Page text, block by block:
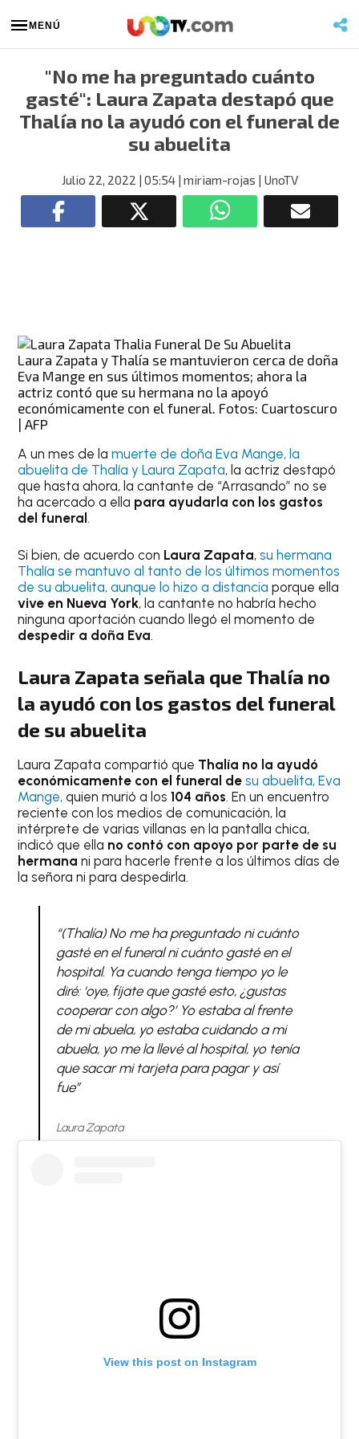
MENÚ
"No me ha preguntado cuánto
gasté": Laura Zapata destapó que
Thalía no la ayudó con el funeral de
su abuelita
Julio 22, 2022 | 05:54| miriam-rojas | UnoTV
Laura Zapata y Thalía se mantuvieron cerca de doña
Eva Mange en sus últimos momentos; ahora la
actriz contó que su hermana no la apoyó
económicamente con el funeral. Fotos: Cuartoscuro
| AFP
A un mes de lamuerte de doña Eva Mange, la
abuelita de Thalía y Laura Zapata, la actriz destapó
que hasta ahora, la cantante de “Arrasando” no se
ha acercado a ella para ayudarla con los gastos
del funeral.
Si bien, de acuerdo con Laura Zapata,su hermana
Thalía se mantuvo al tanto de los últimos momentos
de su abuelita, aunque lo hizo a distancia porque ella
vive en Nueva York, la cantante no habría hecho
ninguna aportación cuando llegó el momento de
despedir a doña Eva.
Laura Zapata señala que Thalía no
la ayudó con los gastos del funeral
de su abuelita
Laura Zapata compartió que Thalía no la ayudó
económicamente con el funeral desu abuelita, Eva
Mange, quien murió a los 104 años. En un encuentro
reciente con los medios de comunicación, la
intérprete de varias villanas en la pantalla chica,
indicó que ella no contó con apoyo por parte de su
hermanani para hacerle frente a los últimos días de
la señora ni para despedirla.
“(Thalía) No me ha preguntado ni cuánto
gasté en el funeral ni cuánto gasté en el
hospital. Ya cuando tenga tiempo yo le
diré: ‘oye, fíjate que gasté esto, ¿gustas
cooperar con algo?’ Yo estaba al frente
de mi abuela, yo estaba cuidando a mi
abuela, yo me la llevé al hospital, yo tenía
que sacar mi tarjeta para pagar y así
fue”
Laura Zapata
View this post on Instagram